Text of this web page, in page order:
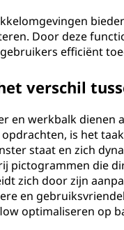
Door deze
efficiënt
verschil
en werkbalk dienen
is het
staat en zich
pictogrammen die
zich door zijn
en
optimaliseren op